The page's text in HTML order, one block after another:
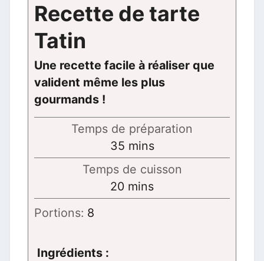
Recette de tarte
Tatin
Une recette facile à réaliser que
valident même les plus
gourmands !
Temps de préparation
35minutes
mins
Temps de cuisson
20minutes
mins
Portions: 8
Ingrédients :